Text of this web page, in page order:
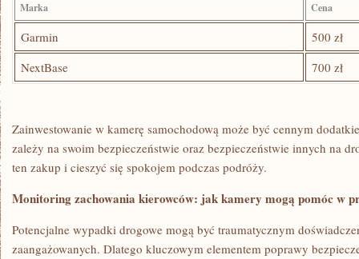
Marka Cena
Garmin
500 zł
NextBase
700 zł
Zainwestowanie​ w kamerę samochodową ⁤może​ być cennym
zależy na swoim bezpieczeństwie oraz ‌bezpieczeństwie innych‍ na
ten zakup i cieszyć się spokojem podczas podróży.
Monitoring⁢ zachowania kierowców: jak kamery mogą pomóc w
Potencjalne wypadki drogowe mogą być traumatycznym
zaangażowanych. Dlatego kluczowym elementem poprawy